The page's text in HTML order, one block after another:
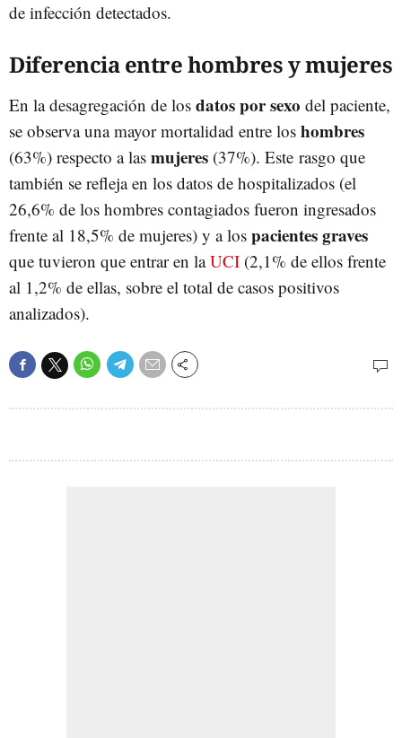
de infección detectados.
Diferencia entre hombres y mujeres
En la desagregación de los datos por sexo del paciente,
se observa una mayor mortalidad entre los hombres
(63%) respecto a las mujeres (37%). Este rasgo que
también se refleja en los datos de hospitalizados (el
26,6% de los hombres contagiados fueron ingresados
frente al 18,5% de mujeres) y a los pacientes graves
que tuvieron que entrar en laUCI (2,1% de ellos frente
al 1,2% de ellas, sobre el total de casos positivos
analizados).